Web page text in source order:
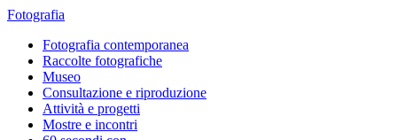
Fotografia
Fotografia contemporanea
Raccolte fotografiche
Museo
Consultazione e riproduzione
Attività e progetti
Mostre e incontri